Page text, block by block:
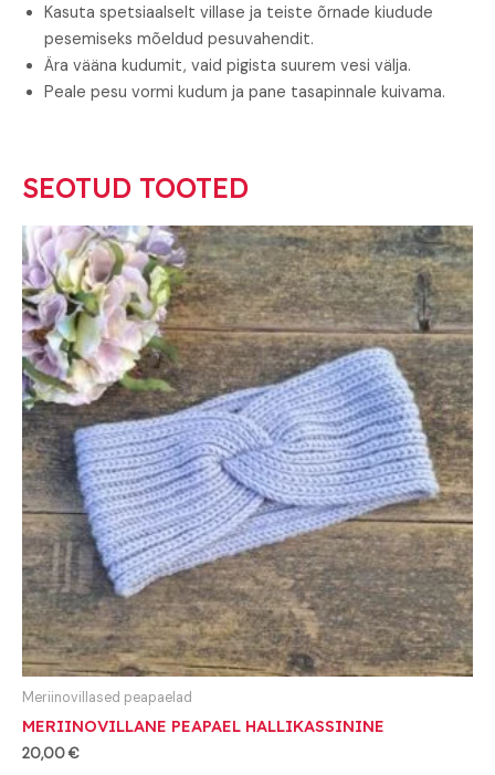
Kasuta spetsiaalselt villase ja teiste õrnade kiudude
pesemiseks mõeldud pesuvahendit.
Ära vääna kudumit, vaid pigista suurem vesi välja.
Peale pesu vormi kudum ja pane tasapinnale kuivama.
SEOTUD TOOTED
Meriinovillased peapaelad
MERIINOVILLANE PEAPAEL HALLIKASSININE
20,00€